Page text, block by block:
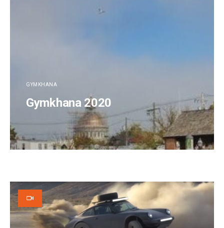
GYMKHANA
Gymkhana 2020